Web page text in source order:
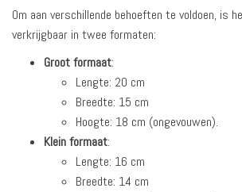
Om aan verschillende behoeften te voldoen, is
verkrijgbaar in twee formaten:
Groot formaat:
Lengte: 20 cm
Breedte: 15 cm
Hoogte: 18 cm (ongevouwen).
Klein formaat:
Lengte: 16 cm
Breedte: 14 cm